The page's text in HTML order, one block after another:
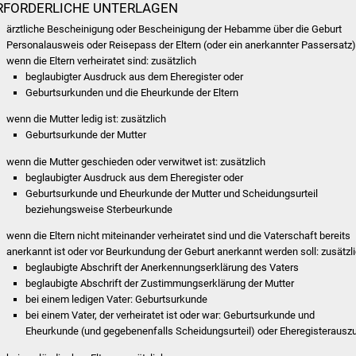
UNTERLAGEN
ärztliche Bescheinigung oder Bescheinigung der Hebamme über die Geburt
Personalausweis oder Reisepass der Eltern (oder ein anerkannter Passersatz)
wenn die Eltern verheiratet sind: zusätzlich
beglaubigter Ausdruck aus dem Eheregister oder
Geburtsurkunden und die Eheurkunde der Eltern
wenn die Mutter ledig ist: zusätzlich
Geburtsurkunde der Mutter
wenn die Mutter geschieden oder verwitwet ist: zusätzlich
beglaubigter Ausdruck aus dem Eheregister oder
Geburtsurkunde und Eheurkunde der Mutter und Scheidungsurteil
beziehungsweise Sterbeurkunde
wenn die Eltern nicht miteinander verheiratet sind und die Vaterschaft bereits
anerkannt ist oder vor Beurkundung der Geburt anerkannt werden soll:
beglaubigte Abschrift der Anerkennungserklärung des Vaters
beglaubigte Abschrift der Zustimmungserklärung der Mutter
bei einem ledigen Vater: Geburtsurkunde
bei einem Vater, der verheiratet ist oder war: Geburtsurkunde und
Eheurkunde (und gegebenenfalls Scheidungsurteil) oder